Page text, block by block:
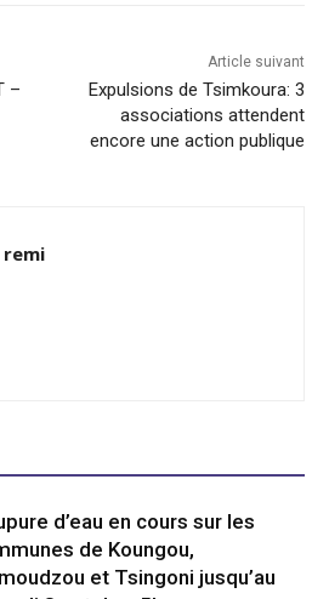
–
Article suivant
Expulsions de Tsimkoura: 3
associations attendent
encore une action publique
remi
d’eau en cours sur les
de Koungou,
et Tsingoni jusqu’au